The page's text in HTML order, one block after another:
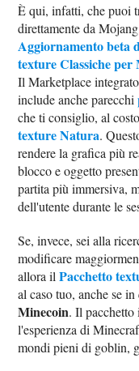
È qui, infatti, che puoi
direttamente da
Aggiornamento beta
texture Classiche
Il Marketplace
include anche parecchi
che ti consiglio, al
texture Natura.
rendere la grafica più
blocco e oggetto
partita più immersiva,
dell'utente durante le
Se, invece, sei alla
modificare
allora ilPacchetto
al caso tuo, anche se
Minecoin. Il pacchetto
l'esperienza di
mondi pieni di goblin,